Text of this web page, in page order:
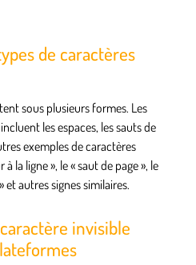
de caractères
sous plusieurs formes. Les
les espaces, les sauts de
exemples de caractères
la ligne », le « saut de page », le
et autres signes similaires.
invisible